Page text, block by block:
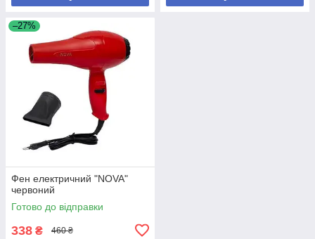
–27%
Фен електричний "NOVA"
червоний
Готово до відправки
338 ₴ 460 ₴